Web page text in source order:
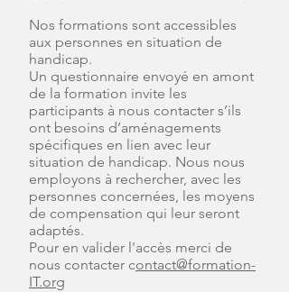
Nos formations sont accessibles
aux personnes en situation de
handicap.
Un questionnaire envoyé en amont
de la formation invite les
participants à nous contacter s’ils
ont besoins d’aménagements
spécifiques en lien avec leur
situation de handicap. Nous nous
employons à rechercher, avec les
personnes concernées, les moyens
de compensation qui leur seront
adaptés.
Pour en valider l'accès merci de
nous contacter contact@formation-
IT.org